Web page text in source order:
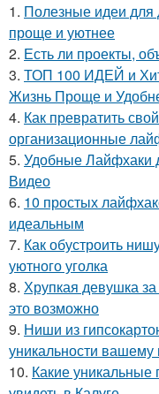
1. Полезные идеи для
проще и уютнее
2. Есть ли проекты,
3. ТОП 100 ИДЕЙ и
Жизнь Проще и
4. Как превратить
организационные
5. Удобные Лайфхаки
Видео
6. 10 простых
идеальным
7. Как обустроить
уютного уголка
8. Хрупкая девушка
это возможно
9. Ниши из
уникальности вашему
10. Какие